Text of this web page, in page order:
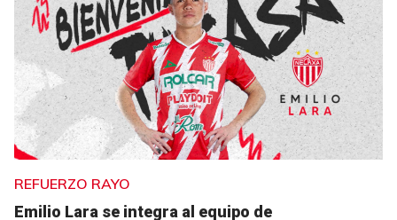
REFUERZO RAYO
Emilio Lara se integra al equipo de